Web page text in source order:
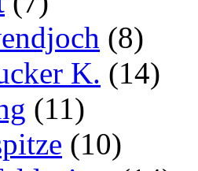
(8)
K. (14)
(11)
(10)